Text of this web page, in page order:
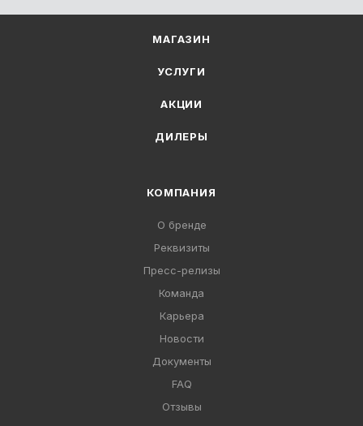
МАГАЗИН
УСЛУГИ
АКЦИИ
ДИЛЕРЫ
КОМПАНИЯ
О бренде
Реквизиты
Пресс-релизы
Команда
Карьера
Новости
Документы
FAQ
Отзывы